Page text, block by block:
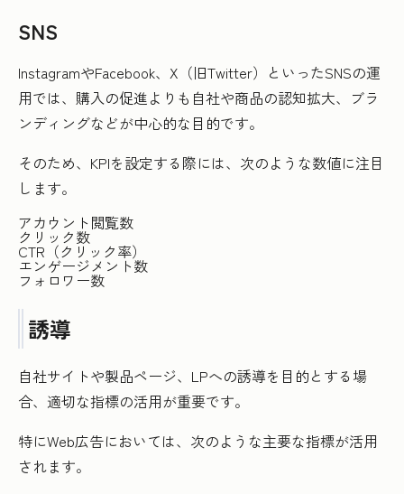
SNS
InstagramやFacebook、X（旧Twitter）といったSNSの運
用では、購入の促進よりも自社や商品の認知拡大、ブラ
ンディングなどが中心的な目的です。
そのため、KPIを設定する際には、次のような数値に注目
します。
アカウント閲覧数
クリック数
CTR（クリック率）
エンゲージメント数
フォロワー数
誘導
自社サイトや製品ページ、LPへの誘導を目的とする場
合、適切な指標の活用が重要です。
特にWeb広告においては、次のような主要な指標が活用
されます。